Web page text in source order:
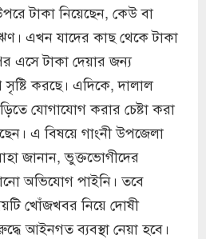
টাকা নিয়েছেন, কেউ বা
এখন যাদের কাছ থেকে টাকা
এসে টাকা দেয়ার জন্য
করছে। এদিকে, দালাল
যোগাযোগ করার চেষ্টা করা
এ বিষয়ে গাংনী উপজেলা
জানান, ভুক্তভোগীদের
অভিযোগ পাইনি। তবে
খোঁজখবর নিয়ে দোষী
আইনগত ব্যবস্থা নেয়া হবে।